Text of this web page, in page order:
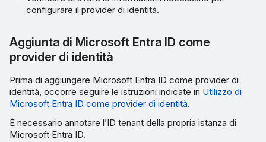
configurare il provider di identità.
Aggiunta di Microsoft Entra ID come
provider di identità
Prima di aggiungere Microsoft Entra ID come provider di
identità, occorre seguire le istruzioni indicate in Utilizzo di
Microsoft Entra ID come provider di identità.
È necessario annotare l’ID tenant della propria istanza di
Microsoft Entra ID.